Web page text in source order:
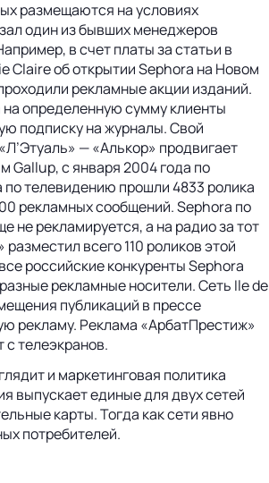
размещаются на условиях
один из бывших менеджеров
в счет платы за статьи в
Claire об открытии Sephora на Новом
рекламные акции изданий.
на определенную сумму клиенты
подписку на журналы. Свой
— «Алькор» продвигает
Gallup, с января 2004 года по
по телевидению прошли 4833 ролика
рекламных сообщений. Sephora по
не рекламируется, а на радио за тот
всего 110 роликов этой
российские конкуренты Sephora
рекламные носители. Сеть Ile de
публикаций в прессе
рекламу. Реклама «АрбатПрестиж»
с телеэкранов.
и маркетинговая политика
выпускает единые для двух сетей
карты. Тогда как сети явно
потребителей.